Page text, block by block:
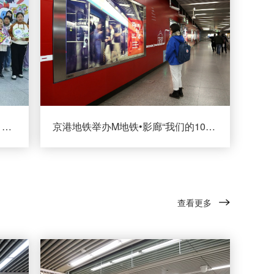
京港地铁举办中小学生公益画展 51幅画作亮相地铁站 共绘“美好·每一程” 京港地铁举办M地铁•影廊“我们的10年”主题展 展示乘客与地铁的故事
查看更多